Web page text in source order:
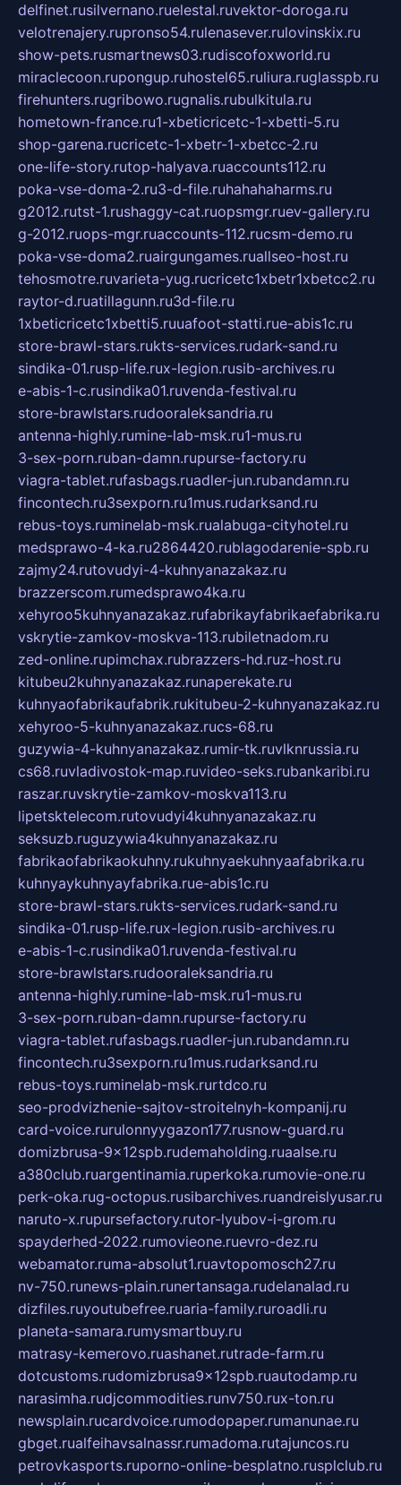
delfinet.rusilvernano.ruelestal.ruvektor-doroga.ru
velotrenajery.rupronso54.rulenasever.rulovinskix.ru
show-pets.rusmartnews03.rudiscofoxworld.ru
miraclecoon.rupongup.ruhostel65.ruliura.ruglasspb.ru
firehunters.rugribowo.rugnalis.rubulkitula.ru
hometown-france.ru1-xbeticricetc-1-xbetti-5.ru
shop-garena.rucricetc-1-xbetr-1-xbetcc-2.ru
one-life-story.rutop-halyava.ruaccounts112.ru
poka-vse-doma-2.ru3-d-file.ruhahahaharms.ru
g2012.rutst-1.rushaggy-cat.ruopsmgr.ruev-gallery.ru
g-2012.ruops-mgr.ruaccounts-112.rucsm-demo.ru
poka-vse-doma2.ruairgungames.ruallseo-host.ru
tehosmotre.ruvarieta-yug.rucricetc1xbetr1xbetcc2.ru
raytor-d.ruatillagunn.ru3d-file.ru
1xbeticricetc1xbetti5.ruuafoot-statti.rue-abis1c.ru
store-brawl-stars.rukts-services.rudark-sand.ru
sindika-01.rusp-life.rux-legion.rusib-archives.ru
e-abis-1-c.rusindika01.ruvenda-festival.ru
store-brawlstars.rudooraleksandria.ru
antenna-highly.rumine-lab-msk.ru1-mus.ru
3-sex-porn.ruban-damn.rupurse-factory.ru
viagra-tablet.rufasbags.ruadler-jun.rubandamn.ru
fincontech.ru3sexporn.ru1mus.rudarksand.ru
rebus-toys.ruminelab-msk.rualabuga-cityhotel.ru
medsprawo-4-ka.ru2864420.rublagodarenie-spb.ru
zajmy24.rutovudyi-4-kuhnyanazakaz.ru
brazzerscom.rumedsprawo4ka.ru
xehyroo5kuhnyanazakaz.rufabrikayfabrikaefabrika.ru
vskrytie-zamkov-moskva-113.rubiletnadom.ru
zed-online.rupimchax.rubrazzers-hd.ruz-host.ru
kitubeu2kuhnyanazakaz.runaperekate.ru
kuhnyaofabrikaufabrik.rukitubeu-2-kuhnyanazakaz.ru
xehyroo-5-kuhnyanazakaz.rucs-68.ru
guzywia-4-kuhnyanazakaz.rumir-tk.ruvlknrussia.ru
cs68.ruvladivostok-map.ruvideo-seks.rubankaribi.ru
raszar.ruvskrytie-zamkov-moskva113.ru
lipetsktelecom.rutovudyi4kuhnyanazakaz.ru
seksuzb.ruguzywia4kuhnyanazakaz.ru
fabrikaofabrikaokuhny.rukuhnyaekuhnyaafabrika.ru
kuhnyaykuhnyayfabrika.rue-abis1c.ru
store-brawl-stars.rukts-services.rudark-sand.ru
sindika-01.rusp-life.rux-legion.rusib-archives.ru
e-abis-1-c.rusindika01.ruvenda-festival.ru
store-brawlstars.rudooraleksandria.ru
antenna-highly.rumine-lab-msk.ru1-mus.ru
3-sex-porn.ruban-damn.rupurse-factory.ru
viagra-tablet.rufasbags.ruadler-jun.rubandamn.ru
fincontech.ru3sexporn.ru1mus.rudarksand.ru
rebus-toys.ruminelab-msk.rurtdco.ru
seo-prodvizhenie-sajtov-stroitelnyh-kompanij.ru
card-voice.rurulonnyygazon177.rusnow-guard.ru
domizbrusa-9x12spb.rudemaholding.ruaalse.ru
a380club.ruargentinamia.ruperkoka.rumovie-one.ru
perk-oka.rug-octopus.rusibarchives.ruandreislyusar.ru
naruto-x.rupursefactory.rutor-lyubov-i-grom.ru
spayderhed-2022.rumovieone.ruevro-dez.ru
webamator.ruma-absolut1.ruavtopomosch27.ru
nv-750.runews-plain.runertansaga.rudelanalad.ru
dizfiles.ruyoutubefree.ruaria-family.ruroadli.ru
planeta-samara.rumysmartbuy.ru
matrasy-kemerovo.ruashanet.rutrade-farm.ru
dotcustoms.rudomizbrusa9x12spb.ruautodamp.ru
narasimha.rudjcommodities.runv750.rux-ton.ru
newsplain.rucardvoice.rumodopaper.rumanunae.ru
gbget.rualfeihavsalnassr.rumadoma.rutajuncos.ru
petrovkasports.ruporno-online-besplatno.rusplclub.ru